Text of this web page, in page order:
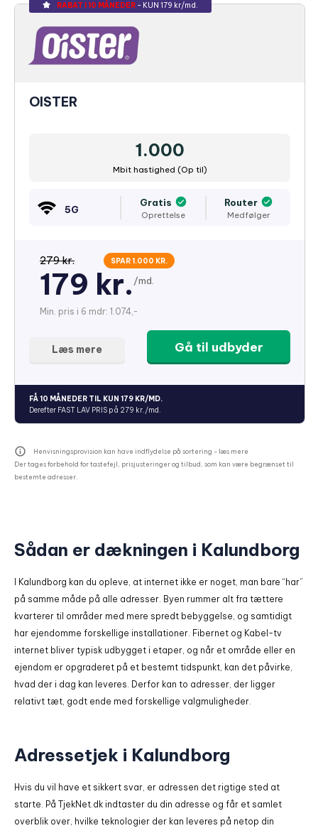
RABAT I 10 MÅNEDER - KUN 179 kr/md.
OISTER
1.000
Mbit hastighed (Op til)
5G
Gratis
Oprettelse
Router
Medfølger
279 kr. SPAR 1.000 KR.
179 kr. /md.
Min. pris i 6 mdr: 1.074,-
Gå til udbyder
Læs mere
FÅ 10 MÅNEDER TIL KUN 179 KR/MD.
Derefter FAST LAV PRIS på 279 kr./md.
Henvisningsprovision kan have indflydelse på sortering - læs mere
Der tages forbehold for tastefejl, prisjusteringer og tilbud, som kan være begrænset til
bestemte adresser.
Sådan er dækningen i Kalundborg
I Kalundborg kan du opleve, at internet ikke er noget, man bare “har”
på samme måde på alle adresser. Byen rummer alt fra tættere
kvarterer til områder med mere spredt bebyggelse, og samtidigt
har ejendomme forskellige installationer. Fibernet og Kabel-tv
internet bliver typisk udbygget i etaper, og når et område eller en
ejendom er opgraderet på et bestemt tidspunkt, kan det påvirke,
hvad der i dag kan leveres. Derfor kan to adresser, der ligger
relativt tæt, godt ende med forskellige valgmuligheder.
Adressetjek i Kalundborg
Hvis du vil have et sikkert svar, er adressen det rigtige sted at
starte. På TjekNet.dk indtaster du din adresse og får et samlet
overblik over, hvilke teknologier der kan leveres på netop din